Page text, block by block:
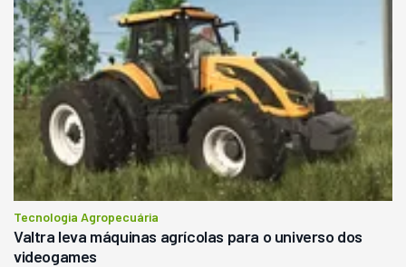
Tecnologia Agropecuária
Valtra leva máquinas agrícolas para o universo dos
videogames